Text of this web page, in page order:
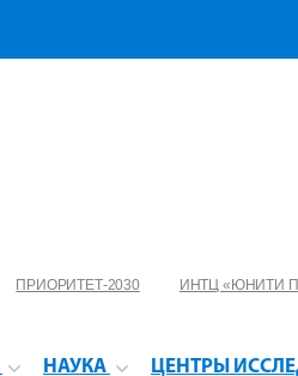
ПРИОРИТЕТ-2030 ИНТЦ «ЮНИТИ
НАУКА ЦЕНТРЫ